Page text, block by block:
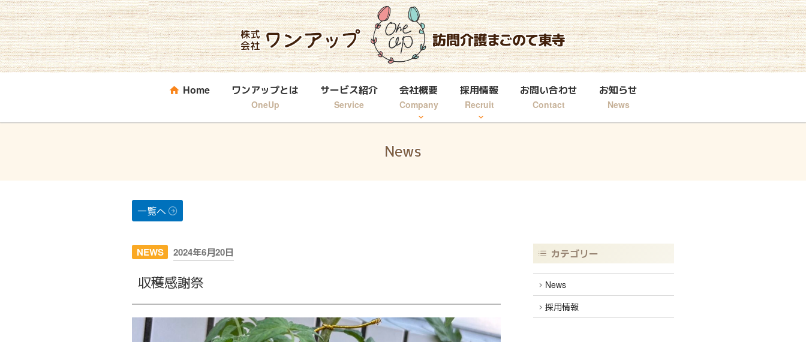
コ
ン
テ
ン
ツ
ッ
Home ワンアップとは
OneUp
サービス紹介
Service
会社概要
Company
採用情報
Recruit
お問い合わせ
Contact
お知らせ
News
News
一覧へ
NEWS
投
稿
日:
2024年6月20日
収穫感謝祭
カテゴリー
News
採用情報